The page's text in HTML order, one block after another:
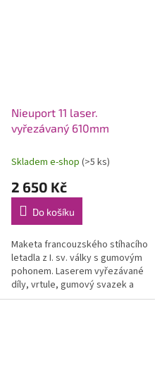
Nieuport 11 laser.
vyřezávaný 610mm
Skladem e-shop (>5 ks)
2 650 Kč
Do košíku
Maketa francouzského stíhacího
letadla z I. sv. války s gumovým
pohonem. Laserem vyřezávané
díly, vrtule, gumový svazek a
potah. materiál. Rozpětí 610